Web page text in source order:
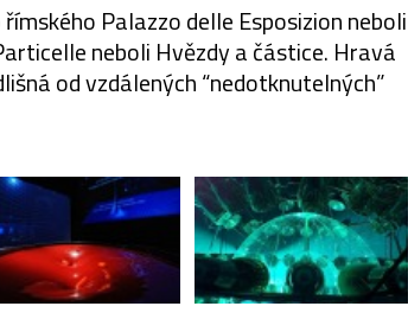
Palazzo delle Esposizion neboli
neboli Hvězdy a částice. Hravá
od vzdálených “nedotknutelných”